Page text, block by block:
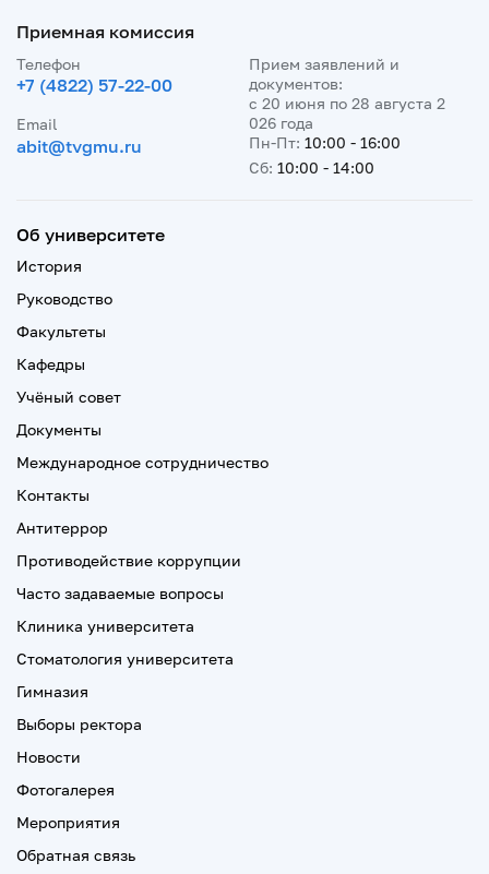
Приемная комиссия
Телефон
+7 (4822) 57-22-00
Email
abit@tvgmu.ru
Прием заявлений и
документов:
с 20 июня по 28 августа 2
026 года
Пн-Пт: 10:00 - 16:00
Сб: 10:00 - 14:00
Об университете
История
Руководство
Факультеты
Кафедры
Учёный совет
Документы
Международное сотрудничество
Контакты
Антитеррор
Противодействие коррупции
Часто задаваемые вопросы
Клиника университета
Стоматология университета
Гимназия
Выборы ректора
Новости
Фотогалерея
Мероприятия
Обратная связь